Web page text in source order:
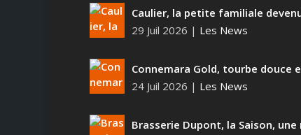
Caulier, la petite familiale
29 Juil 2026 | Les News
Connemara Gold, tourbe douce
24 Juil 2026 | Les News
Brasserie Dupont, la Saison,